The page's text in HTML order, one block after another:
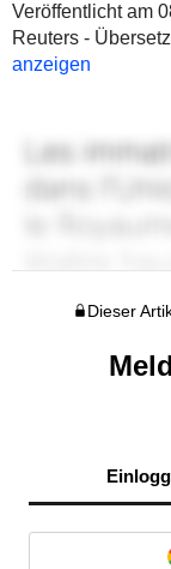
Veröffentlicht am
Reuters -
anzeigen
Dieser